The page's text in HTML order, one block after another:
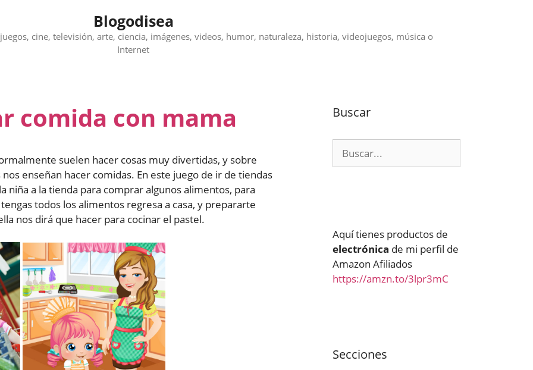
Blogodisea
cine, televisión, arte, ciencia, imágenes, videos, humor, naturaleza, historia, videojuegos, música o
Internet
comida con mama
suelen hacer cosas muy divertidas, y sobre
enseñan hacer comidas. En este juego de ir de tiendas
niña a la tienda para comprar algunos alimentos, para
todos los alimentos regresa a casa, y prepararte
nos dirá que hacer para cocinar el pastel.
Buscar
Aquí tienes productos de
electrónica de mi perfil de
Amazon Afiliados
https://amzn.to/3lpr3mC
Secciones